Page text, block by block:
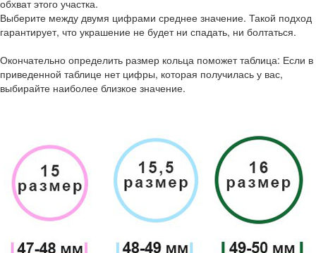
обхват этого участка.
Выберите между двумя цифрами среднее значение. Такой подход
гарантирует, что украшение не будет ни спадать, ни болтаться.
Окончательно определить размер кольца поможет таблица: Если в
приведенной таблице нет цифры, которая получилась у вас,
выбирайте наиболее близкое значение.